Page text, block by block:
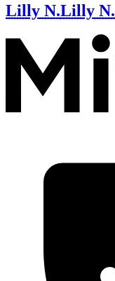
Lilly N.Lilly N.